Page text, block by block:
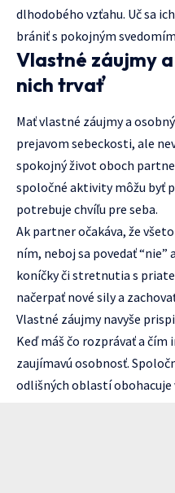
dlhodobého vzťahu. Uč sa
brániť s pokojným
Vlastné záujmy
nich trvať
Mať vlastné záujmy a
prejavom sebeckosti, ale
spokojný život oboch
spoločné aktivity môžu byť
potrebuje chvíľu pre seba.
Ak partner očakáva, že
ním, neboj sa povedať “nie”
koníčky či stretnutia s
načerpať nové sily a
Vlastné záujmy navyše
Keď máš čo rozprávať a
zaujímavú osobnosť.
odlišných oblastí obohacuje